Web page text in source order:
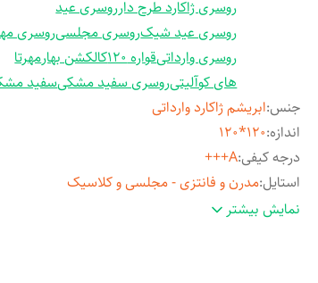
روسری ژاکارد طرح دارروسری عید
روسری عید شیکروسری مجلسیروسری
روسری وارداتیقواره 120 کالکشن بهارمهرتا
های کوآلیتیروسری سفید مشکیسفید
جنس:ابریشم ژاکارد وارداتی
اندازه:
120*120
درجه کیفی:
A+++
استایل:مدرن و فانتزی - مجلسی و کلاسیک
مناسب فصل: چهارفصل نمایش بیشتر